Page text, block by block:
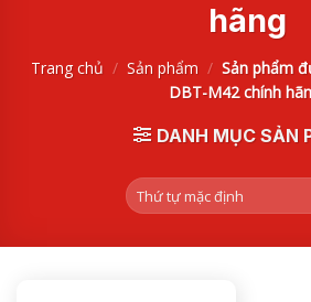
hãng
Trang chủ / Sản phẩm / Sản phẩm
DBT-M42 chính
DANH MỤC SẢN